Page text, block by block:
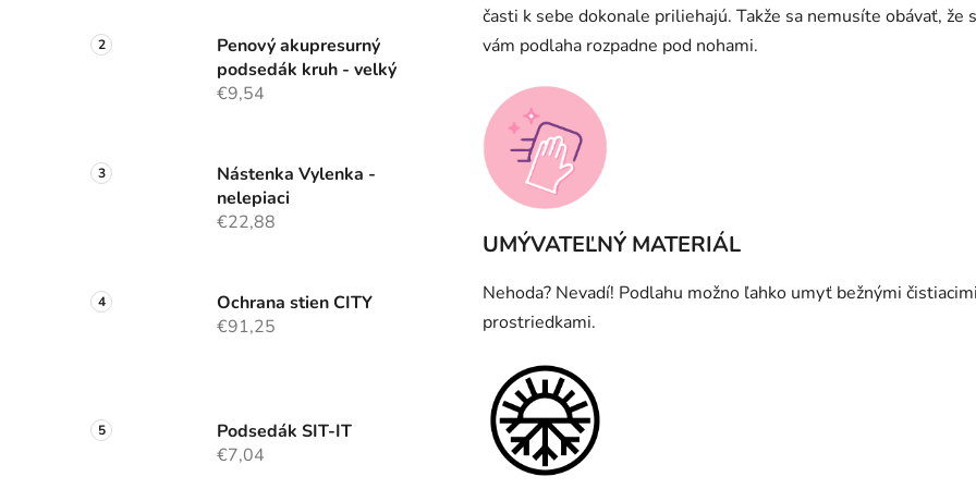
Penový akupresurný
podsedák kruh - velký
€9,54
Nástenka Vylenka -
nelepiaci
€22,88
Ochrana stien CITY
€91,25
Podsedák SIT-IT
€7,04
časti k sebe dokonale priliehajú. Takže sa nemusíte obávať, že
vám podlaha rozpadne pod nohami.
UMÝVATEĽNÝ MATERIÁL
Nehoda? Nevadí! Podlahu možno ľahko umyť bežnými
prostriedkami.